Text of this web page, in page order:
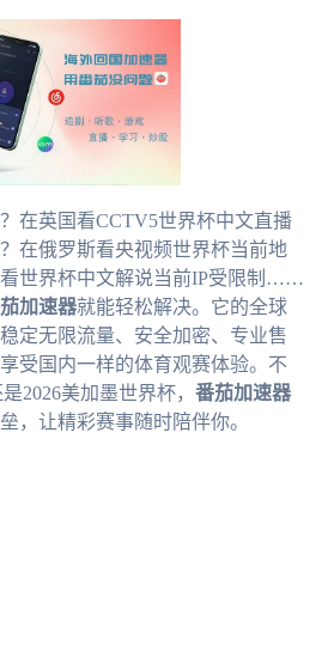
在英国看CCTV5世界杯中文直播
在俄罗斯看央视频世界杯当前地
世界杯中文解说当前IP受限制……
加速器就能轻松解决。它的全球
定无限流量、安全加密、专业售
受国内一样的体育观赛体验。不
2026美加墨世界杯， 番茄加速器
，让精彩赛事随时陪伴你。